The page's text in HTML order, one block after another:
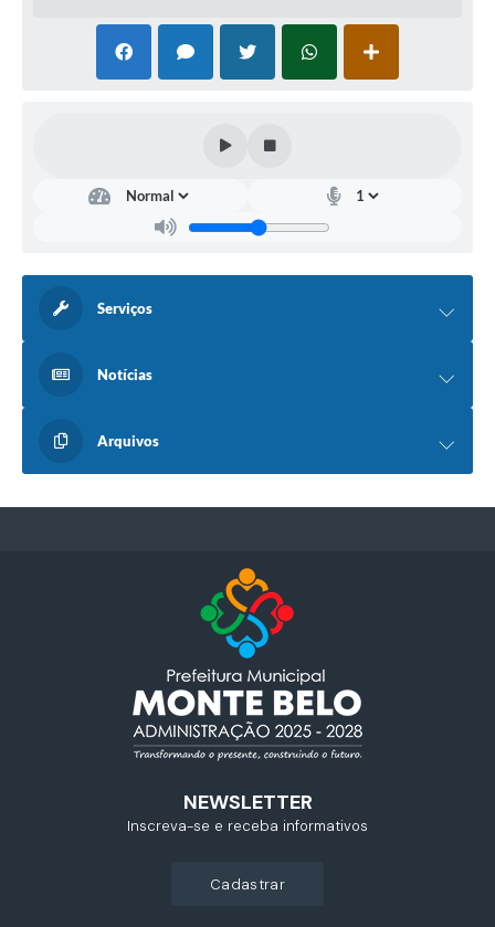
Serviços
Notícias
Arquivos
NEWSLETTER
Inscreva-se e receba informativos
cadastrar